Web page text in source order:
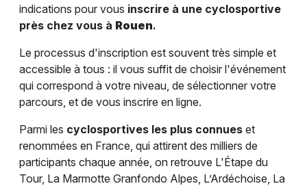
indications pour vous inscrire à une cyclosportive
près chez vous à Rouen.
Le processus d'inscription est souvent très simple et
accessible à tous : il vous suffit de choisir l'événement
qui correspond à votre niveau, de sélectionner votre
parcours, et de vous inscrire en ligne.
Parmi les cyclosportives les plus connues et
renommées en France, qui attirent des milliers de
participants chaque année, on retrouve L'Étape du
Tour, La Marmotte Granfondo Alpes, L’Ardéchoise, La